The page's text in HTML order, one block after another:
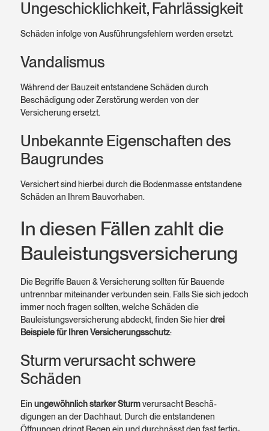
Ungeschick­lich­keit, Fahrlässig­keit
Schäden infolge von Ausführungs­fehlern werden ersetzt.
Vanda­lis­mus
Während der Bauzeit entstandene Schäden durch
Beschädigung oder Zerstörung werden von der
Versicherung ersetzt.
Unbekannte Eigen­schaften des
Bau­grundes
Versichert sind hierbei durch die Boden­masse entstandene
Schäden an Ihrem Bau­vorhaben.
In diesen Fällen zahlt die
Bauleistungs­versicherung
Die Begriffe Bauen & Versicherung sollten für Bauende
untrenn­bar miteinander verbunden sein. Falls Sie sich jedoch
immer noch fragen sollten, welche Schäden die
Bauleistungs­versicherung abdeckt, finden Sie hierdrei
Beispiele für Ihren Versicherungs­schutz:
Sturm verursacht schwere
Schäden
Ein ungewöhn­lich starker Sturmverursacht Beschä­
digungen an der Dachhaut. Durch die entstandenen